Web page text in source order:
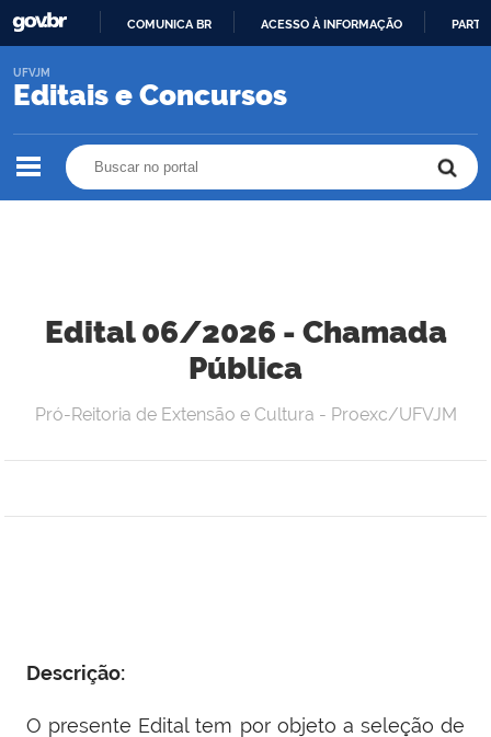
O
COMUNICA BR ACESSO À INFORMAÇÃO
Editais e Concursos
UFVJM
Edital 06/2026 - Chamada
Pública
Pró-Reitoria de Extensão e Cultura - Proexc/UFVJM
Descrição:
O presente Edital tem por objeto a seleção de